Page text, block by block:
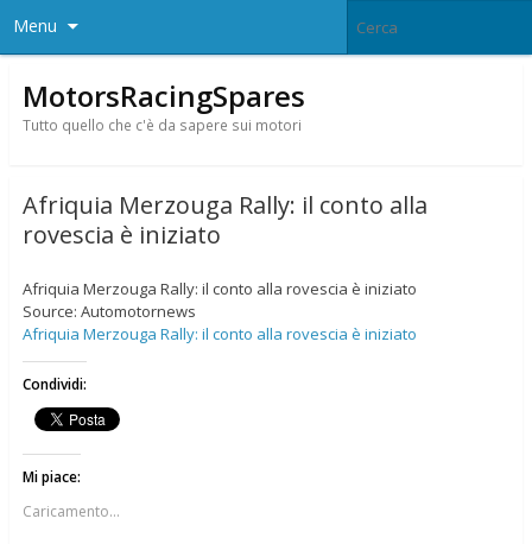
Menu
MotorsRacingSpares
Tutto quello che c'è da sapere sui motori
Afriquia Merzouga Rally: il conto alla
rovescia è iniziato
Afriquia Merzouga Rally: il conto alla rovescia è iniziato
Source: Automotornews
Afriquia Merzouga Rally: il conto alla rovescia è iniziato
Condividi:
Mi piace:
Caricamento...